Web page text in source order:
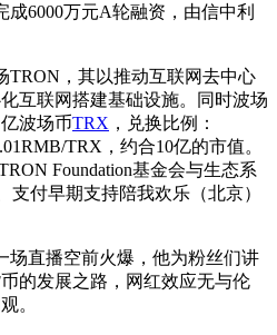
成6000万元A轮融资，由信中利
TRON，其以推动互联网去中心
互联网搭建基础设施。同时波场
波场币TRX ，兑换比例：
TRX，约合10亿的市值。
Foundation基金会与生态系
支付早期支持陪我欢乐（北京）
场直播空前火爆，他为粉丝们讲
的发展之路，网红效应无与伦
。